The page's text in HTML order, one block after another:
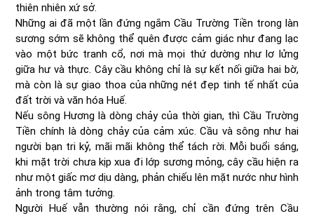
thiên nhiên xứ sở.
Những ai đã một lần đứng ngắm Cầu Trường Tiền trong làn
sương sớm sẽ không thể quên được cảm giác như đang lạc
vào một bức tranh cổ, nơi mà mọi thứ dường như lơ lửng
giữa hư và thực. Cây cầu không chỉ là sự kết nối giữa hai bờ,
mà còn là sự giao thoa của những nét đẹp tinh tế nhất của
đất trời và văn hóa Huế.
Nếu sông Hương là dòng chảy của thời gian, thì Cầu Trường
Tiền chính là dòng chảy của cảm xúc. Cầu và sông như hai
người bạn tri kỷ, mãi mãi không thể tách rời. Mỗi buổi sáng,
khi mặt trời chưa kịp xua đi lớp sương mỏng, cây cầu hiện ra
như một giấc mơ dịu dàng, phản chiếu lên mặt nước như hình
ảnh trong tâm tưởng.
Người Huế vẫn thường nói rằng, chỉ cần đứng trên Cầu